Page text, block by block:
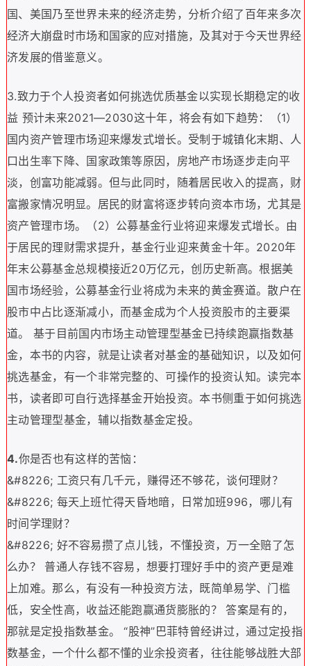
国、美国乃至世界未来的经济走势，分析介绍了百年来多次
经济大崩盘时市场和国家的应对措施，及其对于今天世界经
济发展的借鉴意义。
3.致力于个人投资者如何挑选优质基金以实现长期稳定的收
益 预计未来2021—2030这十年，将会有如下趋势：（1）
国内资产管理市场迎来爆发式增长。受制于城镇化末期、人
口出生率下降、国家政策等原因，房地产市场逐步走向平
淡，创富功能减弱。但与此同时，随着居民收入的提高，财
富搬家情况明显。居民的财富将逐步转向资本市场，尤其是
资产管理市场。（2）公募基金行业将迎来爆发式增长。由
于居民的理财需求提升，基金行业迎来黄金十年。2020年
年末公募基金总规模接近20万亿元，创历史新高。根据美
国市场经验，公募基金行业将成为未来的黄金赛道。散户在
股市中占比逐渐减小，而基金成为个人投资股市的主要渠
道。 基于目前国内市场主动管理型基金已持续跑赢指数基
金，本书的内容，就是让读者对基金的基础知识，以及如何
挑选基金，有一个非常完整的、可操作的投资认知。读完本
书，读者即可自行选择基金开始投资。本书侧重于如何挑选
主动管理型基金，辅以指数基金定投。
4.你是否也有这样的苦恼：
&#8226; 工资只有几千元，赚得还不够花，谈何理财？
&#8226; 每天上班忙得天昏地暗，日常加班996，哪儿有
时间学理财？
&#8226; 好不容易攒了点儿钱，不懂投资，万一全赔了怎
么办？ 普通人存钱不容易，想要打理好手中的资产更是难
上加难。那么，有没有一种投资方法，既简单易学、门槛
低，安全性高，收益还能跑赢通货膨胀的？ 答案是有的，
那就是定投指数基金。 “股神”巴菲特曾经讲过，通过定投指
数基金，一个什么都不懂的业余投资者，往往能够战胜大部